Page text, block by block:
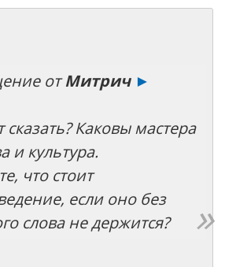
отМитрич ►
сказать? Каковы мастера
и культура.
что стоит
если оно без
слова не держится?